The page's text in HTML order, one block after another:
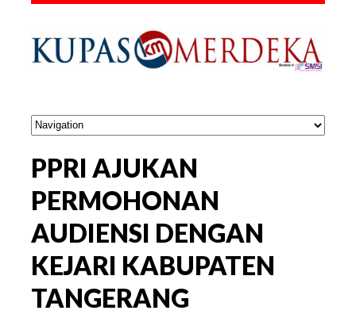
PPRI AJUKAN
PERMOHONAN
AUDIENSI DENGAN
KEJARI KABUPATEN
TANGERANG